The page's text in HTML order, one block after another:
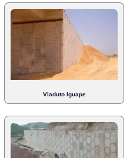
Viaduto Iguape